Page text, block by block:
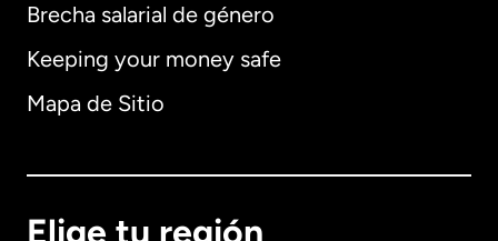
Brecha salarial de género
Keeping your money safe
Mapa de Sitio
Elige tu región
Alemania